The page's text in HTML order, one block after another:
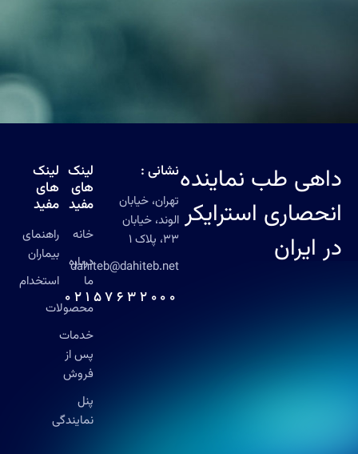
داهی طب نماینده
انحصاری استرایکر
در ایران
نشانی :
تهران، خیابان
الوند، خیابان
33، پلاک 1
dahiteb@dahiteb.net
02157632000
لینک
های
مفید
خانه
درباره
ما
محصولات
خدمات
پس از
فروش
پنل
نمایندگی
لینک
های
مفید
راهنمای
بیماران
استخدام